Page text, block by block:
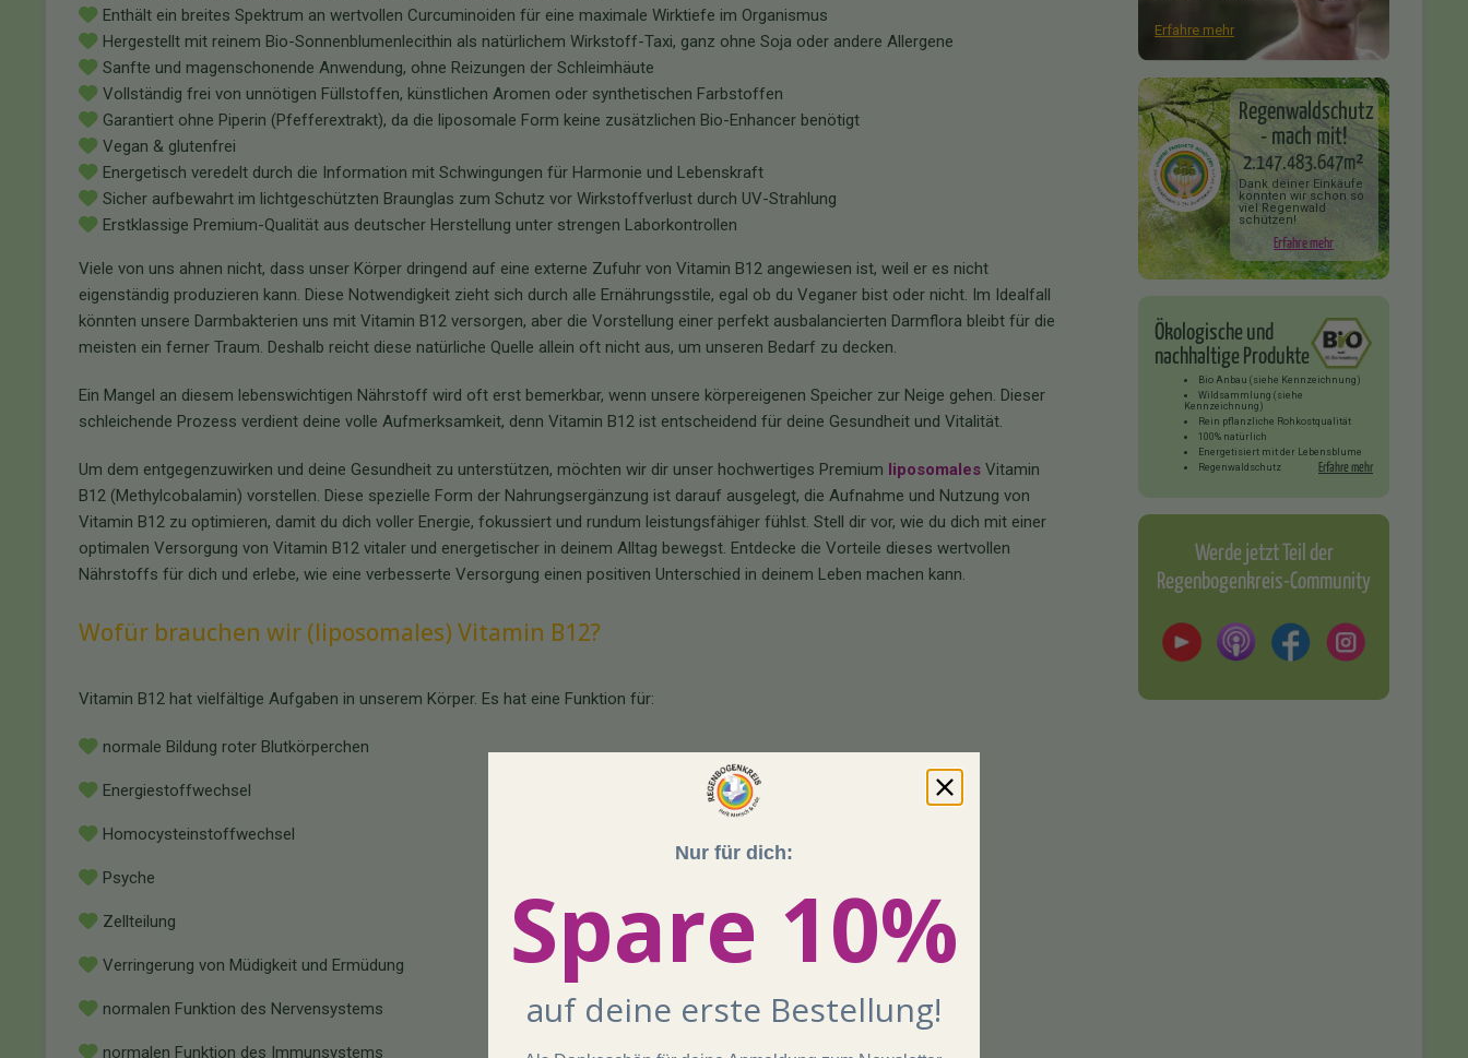
Enthält ein breites Spektrum an wertvollen Curcuminoiden für eine maximale Wirktiefe im Organismus
Hergestellt mit reinem Bio-Sonnenblumenlecithin als natürlichem Wirkstoff-Taxi, ganz ohne Soja oder andere Allergene
Sanfte und magenschonende Anwendung, ohne Reizungen der Schleimhäute
Vollständig frei von unnötigen Füllstoffen, künstlichen Aromen oder synthetischen Farbstoffen
Garantiert ohne Piperin (Pfefferextrakt), da die liposomale Form keine zusätzlichen Bio-Enhancer benötigt
Vegan & glutenfrei
Energetisch veredelt durch die Information mit Schwingungen für Harmonie und Lebenskraft
Sicher aufbewahrt im lichtgeschützten Braunglas zum Schutz vor Wirkstoffverlust durch UV-Strahlung
Erstklassige Premium-Qualität aus deutscher Herstellung unter strengen Laborkontrollen
Viele von uns ahnen nicht, dass unser Körper dringend auf eine externe Zufuhr von Vitamin B12 angewiesen ist, weil er es nicht
eigenständig produzieren kann. Diese Notwendigkeit zieht sich durch alle Ernährungsstile, egal ob du Veganer bist oder nicht. Im Idealfall
könnten unsere Darmbakterien uns mit Vitamin B12 versorgen, aber die Vorstellung einer perfekt ausbalancierten Darmflora bleibt für die
meisten ein ferner Traum. Deshalb reicht diese natürliche Quelle allein oft nicht aus, um unseren Bedarf zu decken.
Ein Mangel an diesem lebenswichtigen Nährstoff wird oft erst bemerkbar, wenn unsere körpereigenen Speicher zur Neige gehen. Dieser
schleichende Prozess verdient deine volle Aufmerksamkeit, denn Vitamin B12 ist entscheidend für deine Gesundheit und Vitalität.
Um dem entgegenzuwirken und deine Gesundheit zu unterstützen, möchten wir dir unser hochwertiges Premium liposomales Vitamin
B12 (Methylcobalamin) vorstellen. Diese spezielle Form der Nahrungsergänzung ist darauf ausgelegt, die Aufnahme und Nutzung von
Vitamin B12 zu optimieren, damit du dich voller Energie, fokussiert und rundum leistungsfähiger fühlst. Stell dir vor, wie du dich mit einer
optimalen Versorgung von Vitamin B12 vitaler und energetischer in deinem Alltag bewegst. Entdecke die Vorteile dieses wertvollen
Nährstoffs für dich und erlebe, wie eine verbesserte Versorgung einen positiven Unterschied in deinem Leben machen kann.
Wofür brauchen wir (liposomales) Vitamin B12?
Vitamin B12 hat vielfältige Aufgaben in unserem Körper. Es hat eine Funktion für:
normale Bildung roter Blutkörperchen
Energiestoffwechsel
Homocysteinstoffwechsel
Psyche
Zellteilung
Verringerung von Müdigkeit und Ermüdung
normalen Funktion des Nervensystems
normalen Funktion des Immunsystems
Erfahre mehr
Regenwaldschutz
- mach mit!
2.147.483.647m²
Dank deiner Einkäufe
konnten wir schon so
viel Regenwald
schützen!
Erfahre mehr
Ökologische und
nachhaltige Produkte
Bio Anbau (siehe Kennzeichnung)
Wildsammlung (siehe
Kennzeichnung)
Rein pflanzliche Rohkostqualität
100% natürlich
Energetisiert mit der Lebensblume
Regenwaldschutz
Erfahre mehr
Werde jetzt Teil der
Regenbogenkreis-Community
Nur für dich:
Spare 10%
auf deine erste Bestellung!